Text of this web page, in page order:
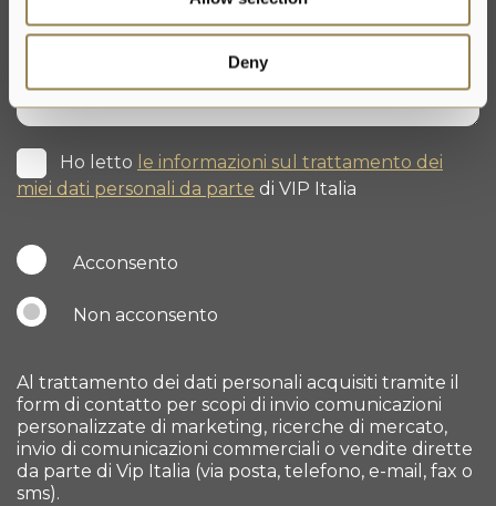
Deny
Ho letto le informazioni sul trattamento dei
miei dati personali da parte di VIP Italia
Acconsento
Non acconsento
Al trattamento dei dati personali acquisiti tramite il
form di contatto per scopi di invio comunicazioni
personalizzate di marketing, ricerche di mercato,
invio di comunicazioni commerciali o vendite dirette
da parte di Vip Italia (via posta, telefono, e-mail, fax o
sms).